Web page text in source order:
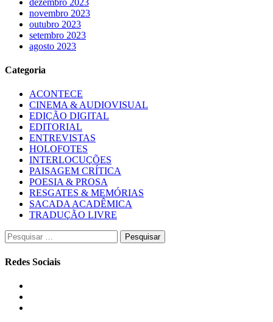
novembro 2023
outubro 2023
setembro 2023
agosto 2023
Categoria
ACONTECE
CINEMA & AUDIOVISUAL
EDIÇÃO DIGITAL
EDITORIAL
ENTREVISTAS
HOLOFOTES
INTERLOCUÇÕES
PAISAGEM CRÍTICA
POESIA & PROSA
RESGATES & MEMÓRIAS
SACADA ACADÊMICA
TRADUÇÃO LIVRE
Pesquisar
por:
Redes Sociais